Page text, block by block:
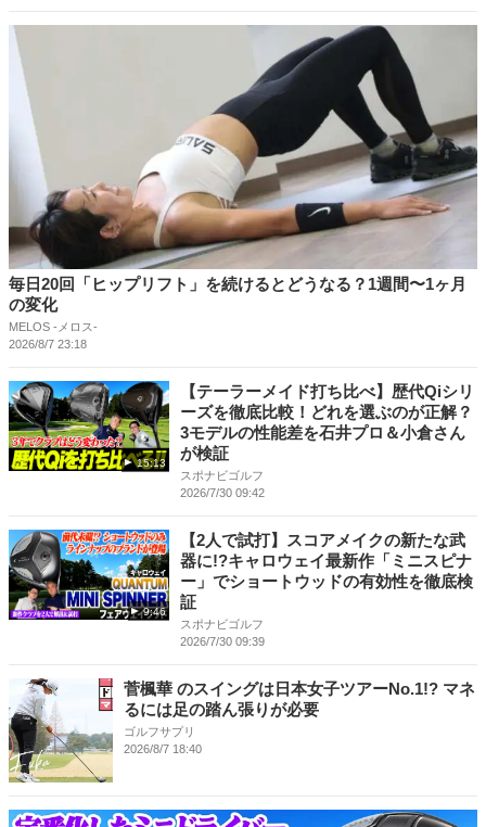
毎日20回「ヒップリフト」を続けるとどうなる？1週間〜1ヶ月
の変化
MELOS -メロス-
2026/8/7 23:18
15:13
【テーラーメイド打ち比べ】歴代Qiシリ
ーズを徹底比較！どれを選ぶのが正解？
3モデルの性能差を石井プロ＆小倉さん
が検証
スポナビゴルフ
2026/7/30 09:42
9:46
【2人で試打】スコアメイクの新たな武
器に!?キャロウェイ最新作「ミニスピナ
ー」でショートウッドの有効性を徹底検
証
スポナビゴルフ
2026/7/30 09:39
菅楓華 のスイングは日本女子ツアーNo.1!? マネ
るには足の踏ん張りが必要
ゴルフサプリ
2026/8/7 18:40